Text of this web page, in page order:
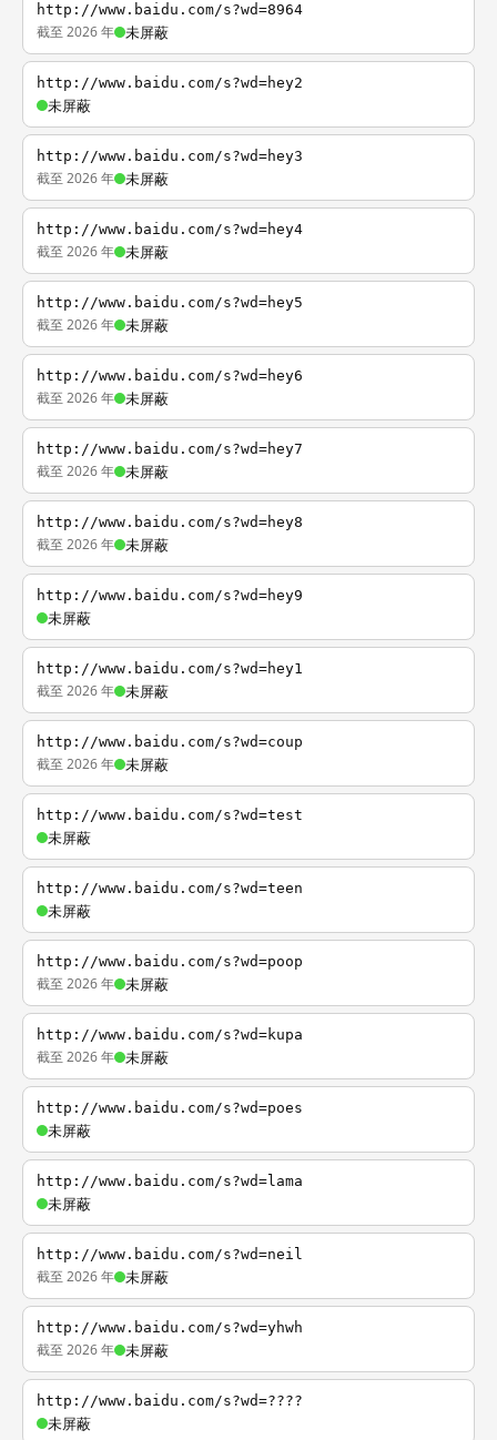
http://www.baidu.com/s?wd=8964
截至 2026 年 未屏蔽
http://www.baidu.com/s?wd=hey2
未屏蔽
http://www.baidu.com/s?wd=hey3
截至 2026 年 未屏蔽
http://www.baidu.com/s?wd=hey4
截至 2026 年 未屏蔽
http://www.baidu.com/s?wd=hey5
截至 2026 年 未屏蔽
http://www.baidu.com/s?wd=hey6
截至 2026 年 未屏蔽
http://www.baidu.com/s?wd=hey7
截至 2026 年 未屏蔽
http://www.baidu.com/s?wd=hey8
截至 2026 年 未屏蔽
http://www.baidu.com/s?wd=hey9
未屏蔽
http://www.baidu.com/s?wd=hey1
截至 2026 年 未屏蔽
http://www.baidu.com/s?wd=coup
截至 2026 年 未屏蔽
http://www.baidu.com/s?wd=test
未屏蔽
http://www.baidu.com/s?wd=teen
未屏蔽
http://www.baidu.com/s?wd=poop
截至 2026 年 未屏蔽
http://www.baidu.com/s?wd=kupa
截至 2026 年 未屏蔽
http://www.baidu.com/s?wd=poes
未屏蔽
http://www.baidu.com/s?wd=lama
未屏蔽
http://www.baidu.com/s?wd=neil
截至 2026 年 未屏蔽
http://www.baidu.com/s?wd=yhwh
截至 2026 年 未屏蔽
http://www.baidu.com/s?wd=????
未屏蔽